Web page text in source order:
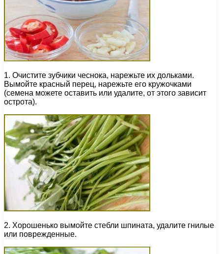
1. Очистите зубчики чеснока, нарежьте их дольками.
Вымойте красный перец, нарежьте его кружочками
(семена можете оставить или удалите, от этого зависит
острота).
2. Хорошенько вымойте стебли шпината, удалите гнилые
или поврежденные.